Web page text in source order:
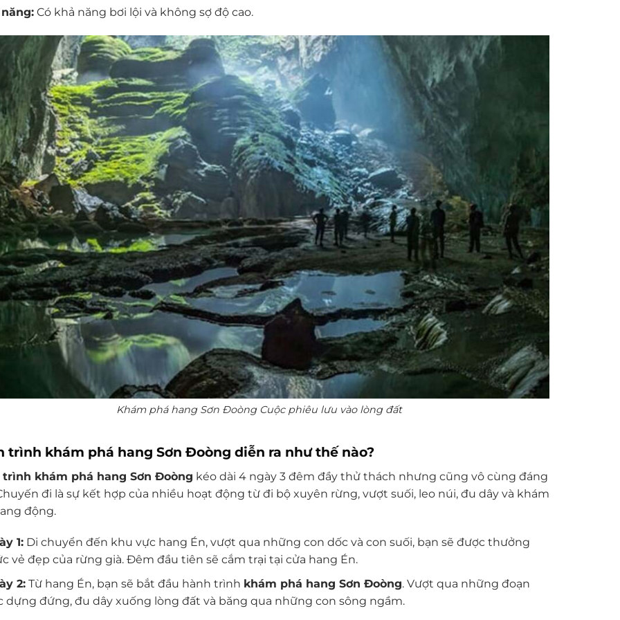
Có khả năng bơi lội và không sợ độ cao.
Khám phá hang Sơn Đoòng Cuộc phiêu lưu vào lòng đất
trình khám phá hang Sơn Đoòng diễn ra như thế nào?
trình khám phá hang Sơn Đoòng kéo dài 4 ngày 3 đêm đầy thử thách nhưng cũng vô cùng đáng
đi là sự kết hợp của nhiều hoạt động từ đi bộ xuyên rừng, vượt suối, leo núi, đu dây và khám
động.
1:Di chuyển đến khu vực hang Én, vượt qua những con dốc và con suối, bạn sẽ được thưởng
vẻ đẹp của rừng già. Đêm đầu tiên sẽ cắm trại tại cửa hang Én.
2:Từ hang Én, bạn sẽ bắt đầu hành trình khám phá hang Sơn Đoòng. Vượt qua những đoạn
dựng đứng, đu dây xuống lòng đất và băng qua những con sông ngầm.